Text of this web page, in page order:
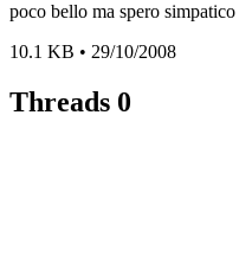
poco bello ma spero simpatico
10.1 KB • 29/10/2008
Threads 0